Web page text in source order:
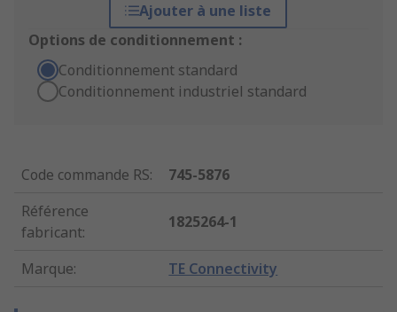
Ajouter à une liste
Options de conditionnement :
Conditionnement standard
Conditionnement industriel standard
Code commande RS:
745-5876
Référence
fabricant:
1825264-1
Marque: TE Connectivity